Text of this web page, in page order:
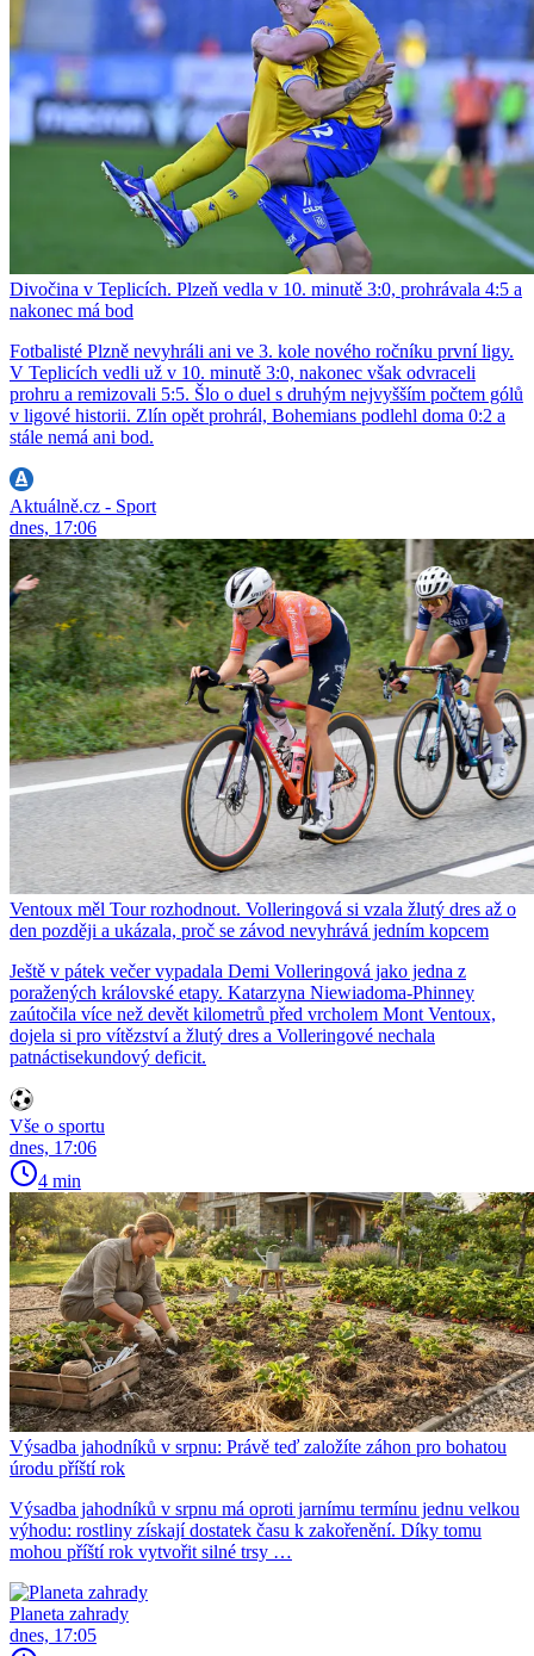
Divočina v Teplicích. Plzeň vedla v 10. minutě 3:0, prohrávala 4:5 a
nakonec má bod
Fotbalisté Plzně nevyhráli ani ve 3. kole nového ročníku první ligy.
V Teplicích vedli už v 10. minutě 3:0, nakonec však odvraceli
prohru a remizovali 5:5. Šlo o duel s druhým nejvyšším počtem gólů
v ligové historii. Zlín opět prohrál, Bohemians podlehl doma 0:2 a
stále nemá ani bod.
Aktuálně.cz - Sport
dnes, 17:06
Ventoux měl Tour rozhodnout. Volleringová si vzala žlutý dres až o
den později a ukázala, proč se závod nevyhrává jedním kopcem
Ještě v pátek večer vypadala Demi Volleringová jako jedna z
poražených královské etapy. Katarzyna Niewiadoma-Phinney
zaútočila více než devět kilometrů před vrcholem Mont Ventoux,
dojela si pro vítězství a žlutý dres a Volleringové nechala
patnáctisekundový deficit.
Vše o sportu
dnes, 17:06
4 min
Výsadba jahodníků v srpnu: Právě teď založíte záhon pro bohatou
úrodu příští rok
Výsadba jahodníků v srpnu má oproti jarnímu termínu jednu velkou
výhodu: rostliny získají dostatek času k zakořenění. Díky tomu
mohou příští rok vytvořit silné trsy …
Planeta zahrady
dnes, 17:05